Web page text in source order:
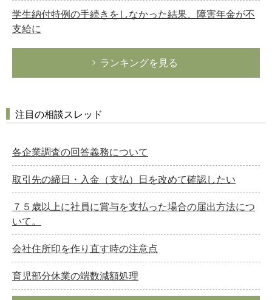
学生納付特例の手続きをしなかった結果、障害年金が不
支給に
ランキングを見る
注目の相談スレッド
各企業調査の回答義務について
取引先の締日・入金（支払）日を改めて確認したい
７５歳以上に社員に賞与を支払った場合の届出方法につ
いて。
会社住所印を作り直す時の注意点
育児部分休業の端数減額処理